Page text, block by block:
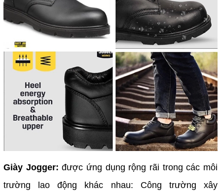
Giày Jogger: được ứng dụng rộng rãi trong các môi
trường lao động khác nhau: Công trường xây